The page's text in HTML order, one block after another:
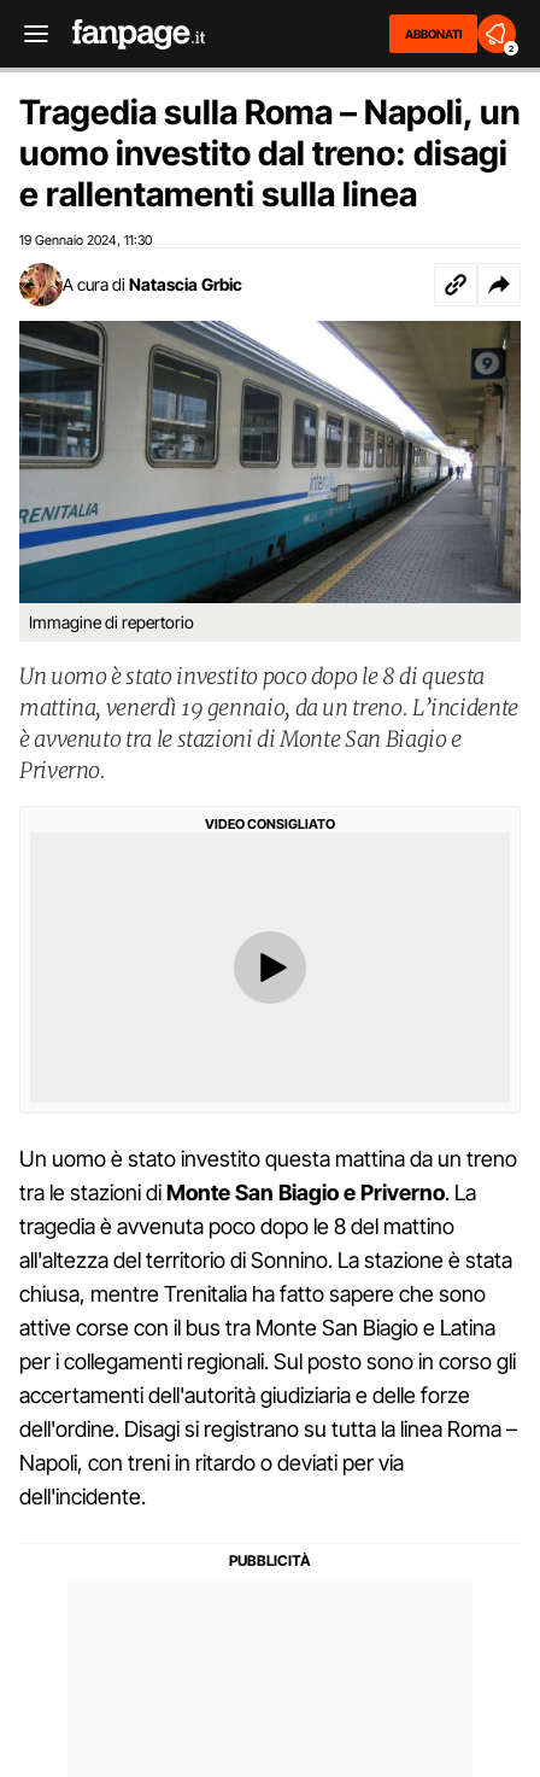
ABBONATI
2
Tragedia sulla Roma – Napoli, un
uomo investito dal treno: disagi
e rallentamenti sulla linea
19 Gennaio 2024 11:30
A cura di Natascia Grbic
Immagine di repertorio
Un uomo è stato investito poco dopo le 8 di questa
mattina, venerdì 19 gennaio, da un treno. L’incidente
è avvenuto tra le stazioni di Monte San Biagio e
Priverno.
VIDEO CONSIGLIATO
Un uomo è stato investito questa mattina da un treno
tra le stazioni diMonte San Biagio e Priverno. La
tragedia è avvenuta poco dopo le 8 del mattino
all'altezza del territorio di Sonnino. La stazione è stata
chiusa, mentre Trenitalia ha fatto sapere che sono
attive corse con il bus tra Monte San Biagio e Latina
per i collegamenti regionali. Sul posto sono in corso gli
accertamenti dell'autorità giudiziaria e delle forze
dell'ordine. Disagi si registrano su tutta la linea Roma –
Napoli, con treni in ritardo o deviati per via
dell'incidente.